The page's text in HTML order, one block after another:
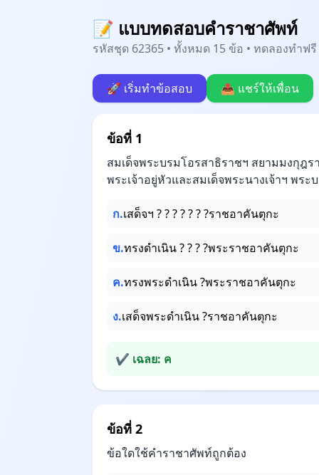
📝 แบบทดสอบคำราชาศัพท์
รหัสชุด 62365 • ทั้งหมด 15 ข้อ • ทดลองทำฟ
🚀 เริ่มทำข้อสอบ 📤 แชร์ให้เพื่อน
ข้อที่ 1
สมเด็จพระบรมโอรสาธิราชฯ สยามมงกุฎร
พระเจ้าอยู่หัวและสมเด็จพระนางเจ้าฯ พ
ก.เสด็จฯ ? ? ? ? ? ? ?ราชอาคันตุกะ
ข.ทรงดำเนิน ? ? ? ?พระราชอาคันตุกะ
ค.ทรงพระดำเนิน ?พระราชอาคันตุกะ
ง.เสด็จพระดำเนิน ?ราชอาคันตุกะ
✔ เฉลย: ค
ข้อที่ 2
ข้อใดใช้คำราชาศัพท์ถูกต้อง